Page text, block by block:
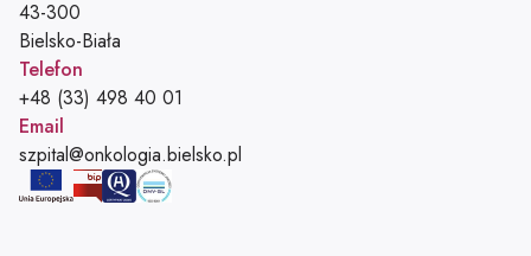
43-300
Bielsko-Biała
Telefon
Telefon:
+48 (33) 498 40 01
Email
Adres e-mail:
szpital@onkologia.bielsko.pl